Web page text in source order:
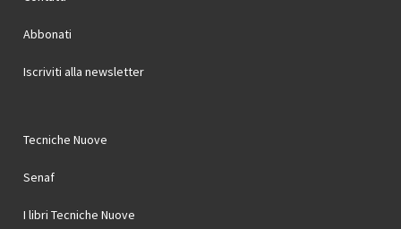
Abbonati
Iscriviti alla newsletter
Tecniche Nuove
Senaf
I libri Tecniche Nuove